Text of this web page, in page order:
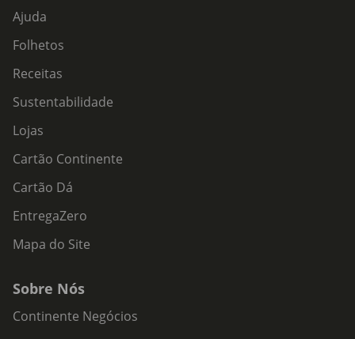
Ajuda
Folhetos
Receitas
Sustentabilidade
Lojas
Cartão Continente
Cartão Dá
EntregaZero
Mapa do Site
Sobre Nós
Continente Negócios